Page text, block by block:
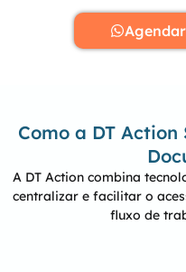
Como a DT
A DT Action combina
centralizar e facilitar o
fluxo de